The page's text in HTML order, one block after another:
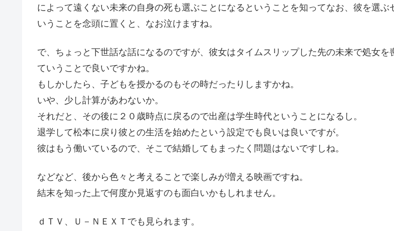
によって遠くない未来の自身の死も選ぶことになるということを知ってなお、彼を選ぶ
いうことを念頭に置くと、なお泣けますね。
で、ちょっと下世話な話になるのですが、彼女はタイムスリップした先の未来で処女を
ていうことで良いですかね。
もしかしたら、子どもを授かるのもその時だったりしますかね。
いや、少し計算があわないか。
それだと、その後に２０歳時点に戻るので出産は学生時代ということになるし。
退学して松本に戻り彼との生活を始めたという設定でも良いは良いですが。
彼はもう働いているので、そこで結婚してもまったく問題はないですしね。
などなど、後から色々と考えることで楽しみが増える映画ですね。
結末を知った上で何度か見返すのも面白いかもしれません。
ｄＴＶ、Ｕ－ＮＥＸＴでも見られます。